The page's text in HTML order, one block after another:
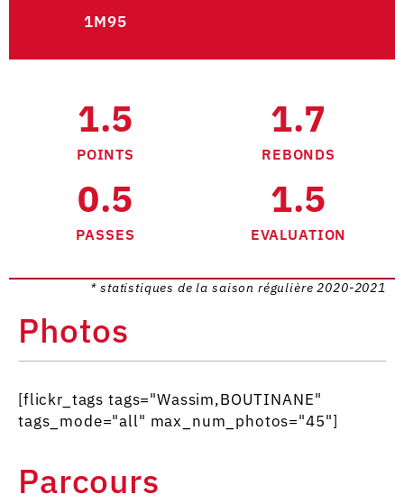
1M95
1.5
POINTS
1.7
REBONDS
0.5
PASSES
1.5
EVALUATION
* statistiques de la saison régulière 2020-2021
Photos
[flickr_tags tags="Wassim,BOUTINANE"
tags_mode="all" max_num_photos="45"]
Parcours